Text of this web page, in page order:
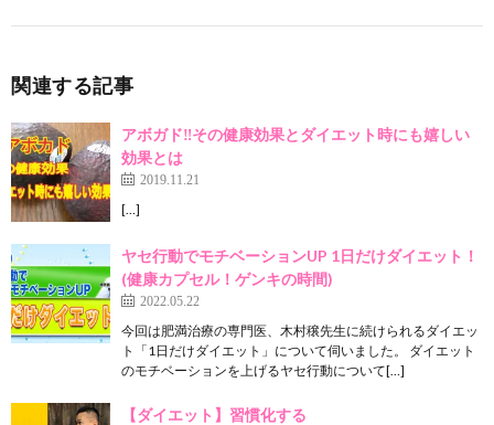
関連する記事
アボガド‼️その健康効果とダイエット時にも嬉しい
効果とは
2019.11.21
[…]
ヤセ行動でモチベーションUP 1日だけダイエット！
(健康カプセル！ゲンキの時間)
2022.05.22
今回は肥満治療の専門医、木村穣先生に続けられるダイエッ
ト「1日だけダイエット」について伺いました。 ダイエット
のモチベーションを上げるヤセ行動について[…]
【ダイエット】習慣化する